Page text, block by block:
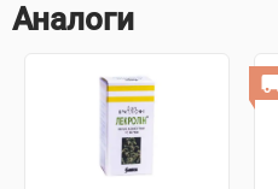
Аналоги